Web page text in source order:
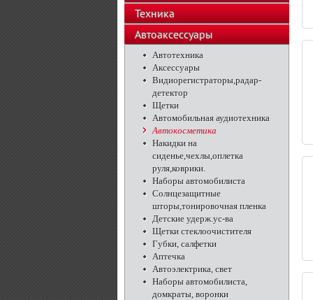
Техника
Автоаксессуары
Автотехника
Аксессуары
Видиорегистраторы,радар-
детектор
Щетки
Автомобильная аудиотехника
Автокосметика
Накидки на
сиденье,чехлы,оплетка
руля,коврики.
Наборы автомобилиста
Солнцезащитные
шторы,тонировочная пленка
Детские удерж.ус-ва
Щетки стеклоочистителя
Губки, салфетки
Аптечка
Автоэлектрика, свет
Наборы автомобилиста,
домкраты, воронки